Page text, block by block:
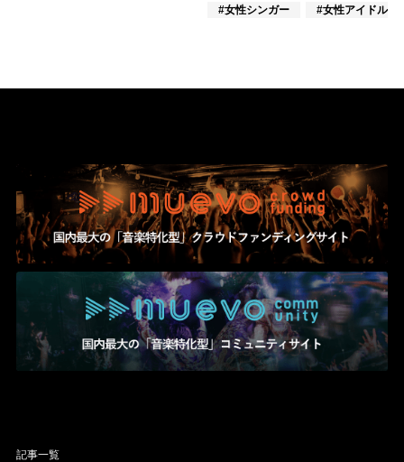
#女性シンガー
#女性アイドル
記事一覧